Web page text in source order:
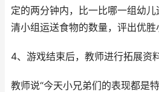
定的两分钟内，比一比哪一组幼
清小组运送食物的数量，评出优胜
4、游戏结束后，教师进行拓展资
教师说“今天小兄弟们的表现都是